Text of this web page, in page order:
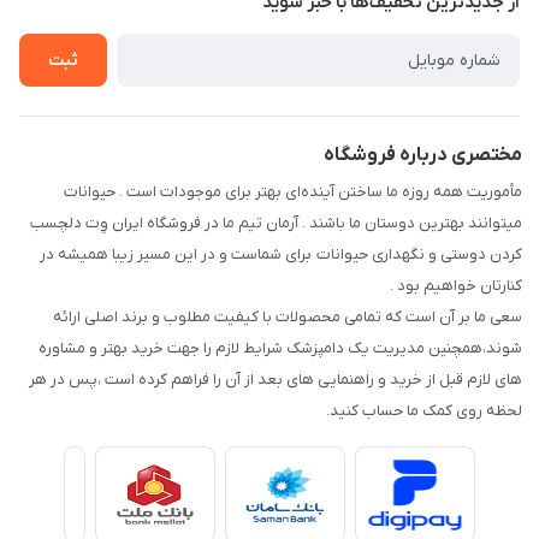
سوالات متداول
شرایط ارسال رایگان
ثبت
مختصری درباره فروشگاه
مأموریت همه روزه ما ساختن آینده‌ای بهتر برای موجودات است . حیوانات
میتوانند بهترین دوستان ما باشند . آرمان تیم ما در فروشگاه ایران وِت دلچسب
کردن دوستی و نگهداری حیوانات برای شماست و در این مسیر زیبا همیشه در
کنارتان خواهیم بود .
سعی ما بر آن است که تمامی محصولات با کیفیت مطلوب و برند اصلی ارائه
شوند،همچنین مدیریت یک دامپزشک شرایط لازم را جهت خرید بهتر و مشاوره
های لازم قبل از خرید و راهنمایی های بعد از آن را فراهم کرده است ،پس در هر
لحظه روی کمک ما حساب کنید.